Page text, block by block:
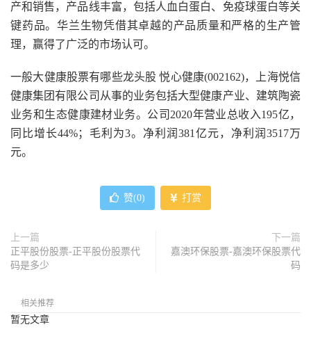
产和销售，产品线丰富，包括人血白蛋白、免疫球蛋白等关
键药品。华兰生物凭借其卓越的产品质量和严格的生产管
理，赢得了广泛的市场认可。
一般大健康股票有哪些龙头股 悦心健康(002162)，上海悦信
健康集团有限公司从事的业务包括大型健康产业、建筑陶瓷
业务和生态健康建材业务。公司2020年营业总收入195亿，
同比增长44%；毛利为3。净利润381亿元，净利润3517万
元。
赞(0) 打赏
上一篇
正平股份股票-正平股份股票代
码是多少
下一篇
嘉澳环保股票-嘉澳环保股票代
码
相关推荐
暂无文章